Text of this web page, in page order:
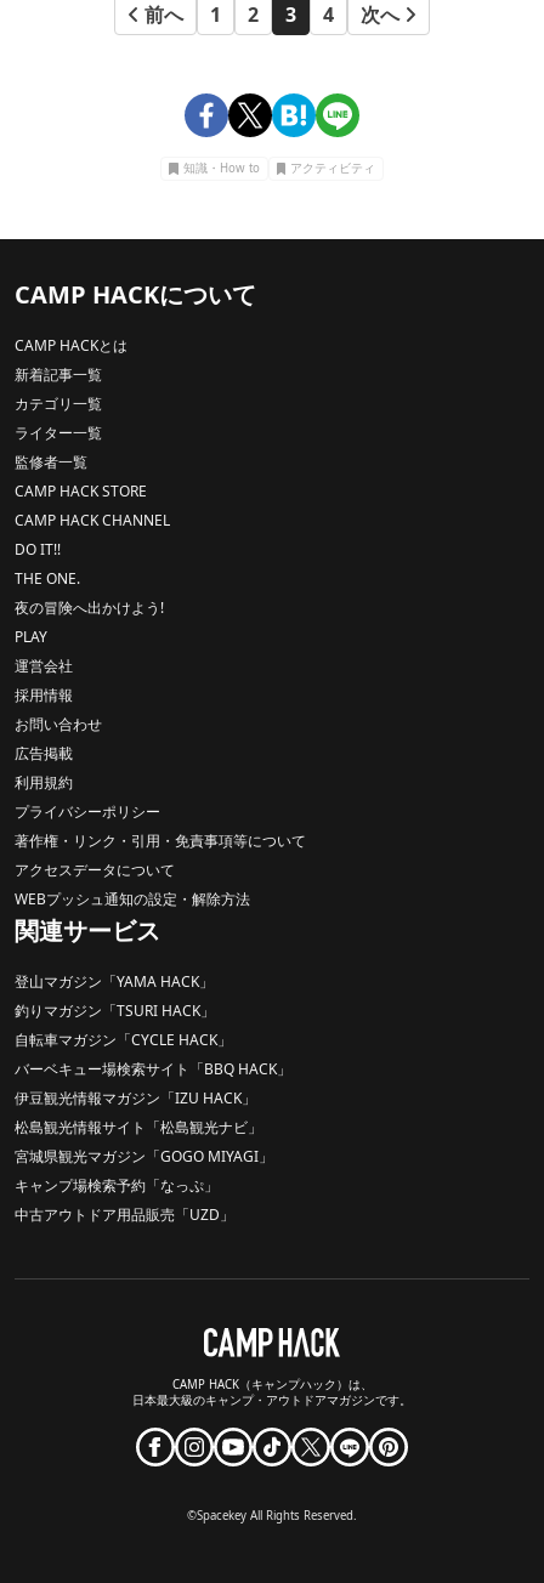
前へ 1 2 3 4 次へ
知識・How to アクティビティ
CAMP HACKについて
CAMP HACKとは
新着記事一覧
カテゴリ一覧
ライター一覧
監修者一覧
CAMP HACK STORE
CAMP HACK CHANNEL
DO IT!!
THE ONE.
夜の冒険へ出かけよう!
PLAY
運営会社
採用情報
お問い合わせ
広告掲載
利用規約
プライバシーポリシー
著作権・リンク・引用・免責事項等について
アクセスデータについて
WEBプッシュ通知の設定・解除方法
関連サービス
登山マガジン「YAMA HACK」
釣りマガジン「TSURI HACK」
自転車マガジン「CYCLE HACK」
バーベキュー場検索サイト「BBQ HACK」
伊豆観光情報マガジン「IZU HACK」
松島観光情報サイト「松島観光ナビ」
宮城県観光マガジン「GOGO MIYAGI」
キャンプ場検索予約「なっぷ」
中古アウトドア用品販売「UZD」
CAMP HACK（キャンプハック）は、
日本最大級のキャンプ・アウトドアマガジンです。
©Spacekey All Rights Reserved.